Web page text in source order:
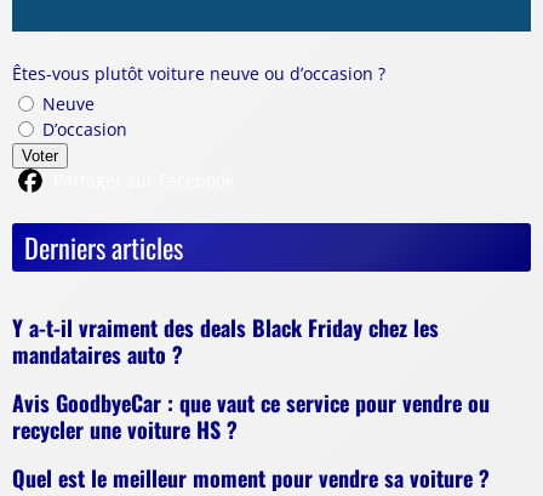
Êtes-vous plutôt voiture neuve ou d’occasion ?
Neuve
D’occasion
Voter
Derniers articles
Y a-t-il vraiment des deals Black Friday chez les
mandataires auto ?
Avis GoodbyeCar : que vaut ce service pour vendre ou
recycler une voiture HS ?
Quel est le meilleur moment pour vendre sa voiture ?